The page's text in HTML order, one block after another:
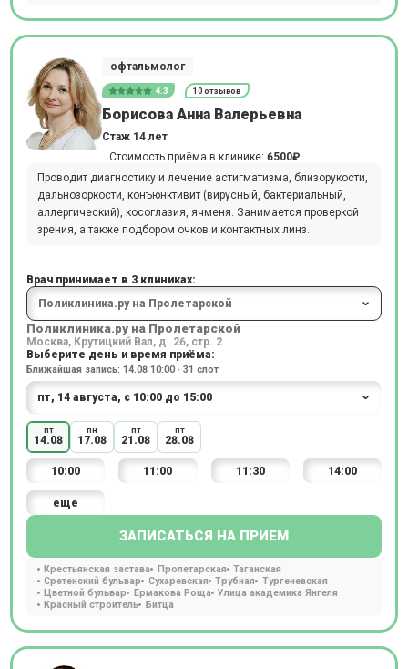
офтальмолог
4.3 10 отзывов
Борисова Анна Валерьевна
Стаж 14 лет
Стоимость приёма в клинике: 6500₽
Проводит диагностику и лечение астигматизма, близорукости,
дальнозоркости, конъюнктивит (вирусный, бактериальный,
аллергический), косоглазия, ячменя. Занимается проверкой
зрения, а также подбором очков и контактных линз.
Врач принимает в 3 клиниках:
Поликлиника.ру на Пролетарской
Москва, Крутицкий Вал, д. 26, стр. 2
Выберите день и время приёма:
Ближайшая запись: 14.08 10:00 · 31 слот
пт
14.08
пн
17.08
пт
21.08
пт
28.08
10:00 11:00 11:30 14:00
еще
ЗАПИСАТЬСЯ НА ПРИЕМ
Крестьянская застава Пролетарская
Таганская
Сретенский бульвар
Сухаревская Трубная
Тургеневская
Цветной бульвар
Ермакова Роща
Улица академика Янгеля
Красный строитель
Битца